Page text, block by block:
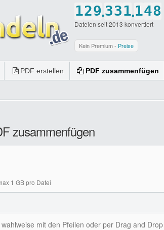
1
2
3
4
5
6
8
2
3
4
5
6
7
9
9
0
.3
4
5
6
7
8
3
4
5
6
7
8
1
2
3
4
5
6
.1
2
3
4
5
6
4
5
7
8
9
8
9
Dateien seit 2013 konvertiert
Kein Premium - Preise
PDF erstellen PDF zusammenfügen
zusammenfügen
1 GB pro Datei
mit den Pfeilen oder per Drag and Drop